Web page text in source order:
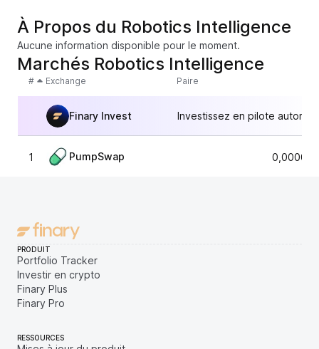
À Propos du Robotics Intelligence
Aucune information disponible pour le moment.
Marchés Robotics Intelligence
# Exchange Paire
Finary Invest Investissez en pilote
1 PumpSwap
PRODUIT
Portfolio Tracker
Investir en crypto
Finary Plus
Finary Pro
RESSOURCES